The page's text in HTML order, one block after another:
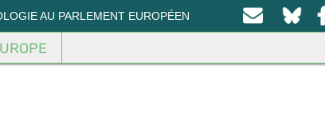
AU PARLEMENT EUROPÉEN